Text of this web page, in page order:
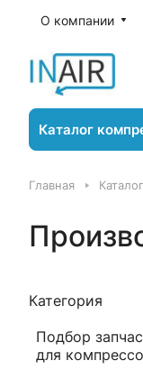
О компании
Каталог
Главная Каталог
Категория
Подбор
для